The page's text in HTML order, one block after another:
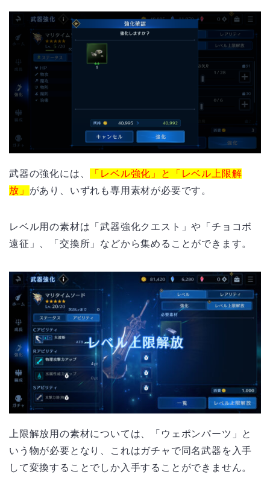
武器の強化には、
「レベル強化」と「レベル上限解
放」 があり、いずれも専用素材が必要です。
レベル用の素材は「武器強化クエスト」や「チョコボ
遠征」、「交換所」などから集めることができます。
上限解放用の素材については、「ウェポンパーツ」と
いう物が必要となり、これはガチャで同名武器を入手
して変換することでしか入手することができません。